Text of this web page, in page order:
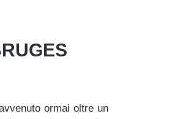
ormai oltre un